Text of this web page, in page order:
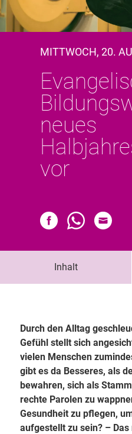
MITTWOCH, 20.
neues
vor
Inhalt
Durch den Alltag
Gefühl stellt sich
vielen Menschen
gibt es da Besseres, als
bewahren, sich als
rechte Parolen zu
Gesundheit zu pflegen,
aufgestellt zu sein? – Das